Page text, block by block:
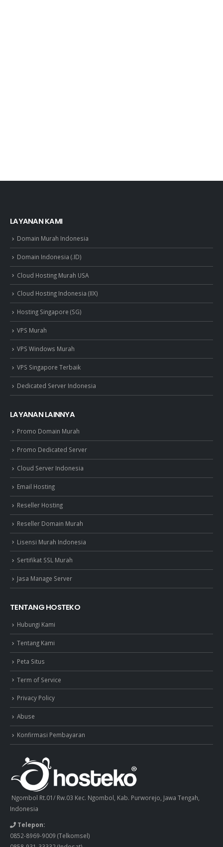
LAYANAN KAMI
Domain Murah Indonesia
Domain Indonesia (.ID)
Cloud Hosting Murah USA
Cloud Hosting Indonesia (IIX)
Hosting Singapore (SG)
VPS Murah
VPS Windows Murah
VPS Singapore Terbaik
Dedicated Server Indonesia
LAYANAN LAINNYA
Promo Domain Murah
Promo Dedicated Server
Cloud Server Indonesia
Email Hosting
Reseller Hosting
Reseller Domain Murah
Lisensi Murah Indonesia
Sertifikat SSL Murah
Jasa Manage Server
TENTANG HOSTEKO
Hubungi Kami
Tentang Kami
Peta Situs
Term of Service
Privacy Policy
Abuse
Konfirmasi Pembayaran
Ngombol Rt.01/ Rw.03 Kec. Ngombol, Kab. Purworejo, Jawa Tengah,
Indonesia
Telepon:
0852-8969-9009 (Telkomsel)